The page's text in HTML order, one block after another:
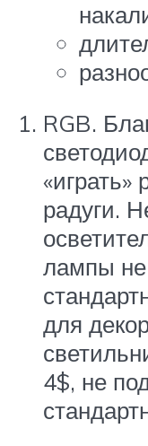
RGB.
радуги.
лампы не
для
4$, не